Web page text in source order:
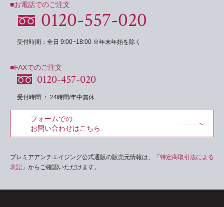
■お電話でのご注文
0120-557-020
受付時間：全日 9:00~18:00 ※年末年始を除く
■FAXでのご注文
0120-457-020
受付時間 ： 24時間/年中無休
フォームでの
お問い合わせはこちら
プレミアアンチエイジング公式通販の販売元情報は、「 特定商取引法による
表記 」からご確認いただけます。